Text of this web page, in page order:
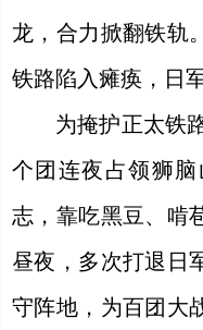
龙，合力掀翻铁轨
铁路陷入瘫痪，日
为掩护正太铁路
个团连夜占领狮
志，靠吃黑豆、啃
昼夜，多次打退日
守阵地，为百团大